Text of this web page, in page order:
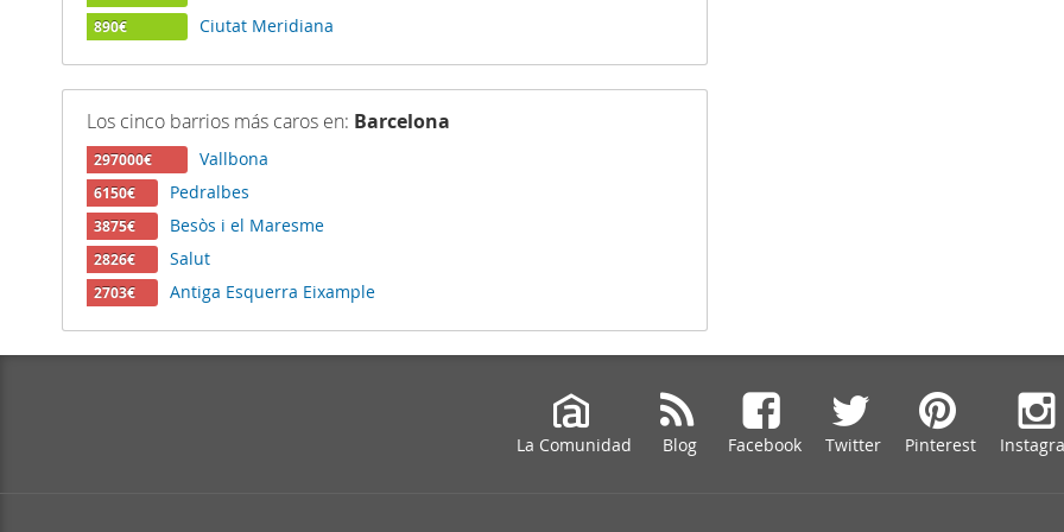
890€ Ciutat Meridiana
Los cinco barrios más caros en: Barcelona
297000€ Vallbona
6150€ Pedralbes
3875€ Besòs i el Maresme
2826€ Salut
2703€ Antiga Esquerra Eixample
La Comunidad Blog Facebook Twitter Pinterest